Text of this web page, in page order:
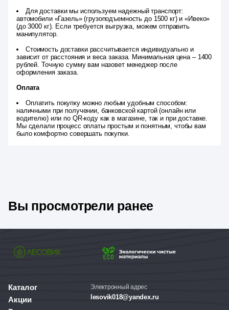
Для доставки мы используем надежный транспорт:
автомобили «Газель» (грузоподъемность до 1500 кг) и «Ивеко»
(до 3000 кг). Если требуется выгрузка, можем отправить
манипулятор.
Стоимость доставки рассчитывается индивидуально и
зависит от расстояния и веса заказа. Минимальная цена – 1400
рублей. Точную сумму вам назовет менеджер после
оформления заказа.
Оплата
Оплатить покупку можно любым удобным способом:
наличными при получении, банковской картой (онлайн или
водителю) или по QR-коду как в магазине, так и при доставке.
Мы сделали процесс оплаты простым и понятным, чтобы вам
было комфортно совершать покупки.
Вы просмотрели ранее
Каталог
Акции
Электронный адрес
lesovik018@yandex.ru